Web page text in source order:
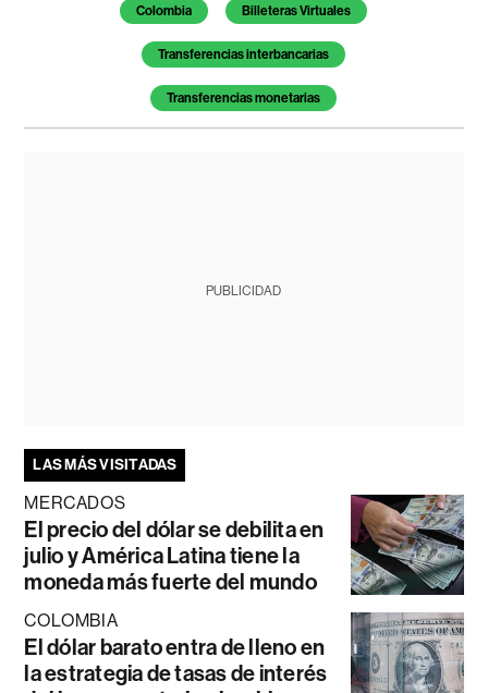
Colombia Billeteras Virtuales
Transferencias interbancarias
Transferencias monetarias
PUBLICIDAD
LAS MÁS VISITADAS
MERCADOS
El precio del dólar se debilita en
julio y América Latina tiene la
moneda más fuerte del mundo
COLOMBIA
El dólar barato entra de lleno en
la estrategia de tasas de interés